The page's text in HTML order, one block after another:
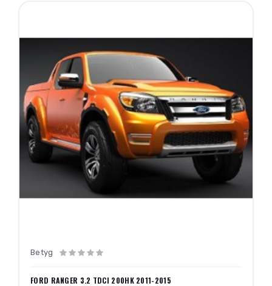
Betyg
FORD RANGER 3.2 TDCI 200HK 2011-2015